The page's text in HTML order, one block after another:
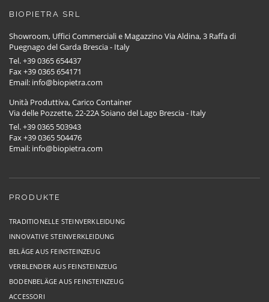
BIOPIETRA SRL
Showroom, Uffici Commerciali e Magazzino Via Aldina, 3 Raffa di
Puegnago del Garda Brescia - Italy
Tel. +39 0365 654437
Fax +39 0365 654171
Email: info@biopietra.com
Unità Produttiva, Carico Container
Via delle Pozzette, 22-22A Soiano del Lago Brescia - Italy
Tel. +39 0365 503943
Fax +39 0365 504476
Email: info@biopietra.com
PRODUKTE
TRADITIONELLE STEINVERKLEIDUNG
INNOVATIVE STEINVERKLEIDUNG
BELÄGE AUS FEINSTEINZEUG
VERBLENDER AUS FEINSTEINZEUG
BODENBELÄGE AUS FEINSTEINZEUG
ACCESSORI